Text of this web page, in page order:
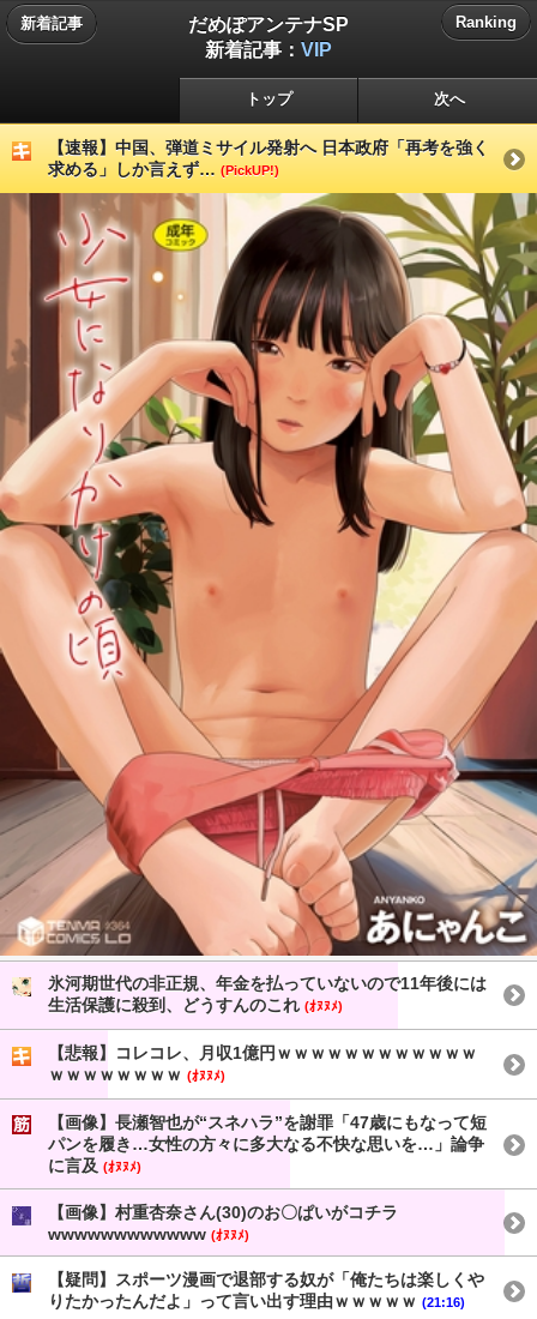
新着記事
だめぽアンテナSP
新着記事： VIP
Ranking
トップ 次へ
【速報】中国、弾道ミサイル発射へ 日本政府「再考を強く
求める」しか言えず… (PickUP!)
氷河期世代の非正規、年金を払っていないので11年後には
生活保護に殺到、どうすんのこれ (ｵﾇﾇﾒ)
【悲報】コレコレ、月収1億円ｗｗｗｗｗｗｗｗｗｗｗｗ
ｗｗｗｗｗｗｗｗ (ｵﾇﾇﾒ)
【画像】長瀬智也が“スネハラ”を謝罪「47歳にもなって短
パンを履き…女性の方々に多大なる不快な思いを…」論争
に言及 (ｵﾇﾇﾒ)
【画像】村重杏奈さん(30)のお〇ぱいがコチラ
wwwwwwwwwwww (ｵﾇﾇﾒ)
【疑問】スポーツ漫画で退部する奴が「俺たちは楽しくや
りたかったんだよ」って言い出す理由ｗｗｗｗｗ (21:16)